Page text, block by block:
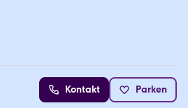
Kontakt Parken